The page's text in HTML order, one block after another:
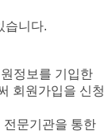
습니다.
정보를 기입한
회원가입을 신청
전문기관을 통한